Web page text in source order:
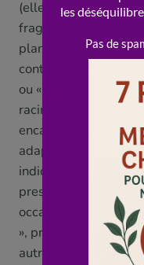
(elle est par exemple
fragile « humide » ou
plantes ont leurs
contre-indications.
ou « ciblé » de
racines « actives »
encadré par un
adaptée au terrain et
indication, plutôt que
prescription. Une
occasionnelle, est
», prise
autre, qui mérite le